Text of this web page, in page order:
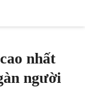
nhất
người